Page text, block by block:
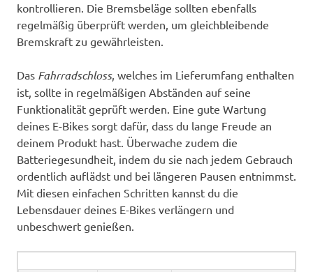
kontrollieren. Die Bremsbeläge sollten ebenfalls
regelmäßig überprüft werden, um gleichbleibende
Bremskraft zu gewährleisten.
Das Fahrradschloss, welches im Lieferumfang enthalten
ist, sollte in regelmäßigen Abständen auf seine
Funktionalität geprüft werden. Eine gute Wartung
deines E-Bikes sorgt dafür, dass du lange Freude an
deinem Produkt hast. Überwache zudem die
Batteriegesundheit, indem du sie nach jedem Gebrauch
ordentlich auflädst und bei längeren Pausen entnimmst.
Mit diesen einfachen Schritten kannst du die
Lebensdauer deines E-Bikes verlängern und
unbeschwert genießen.